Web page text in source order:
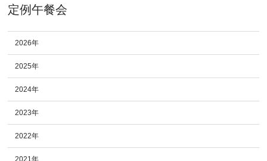
定例午餐会
2026年
2025年
2024年
2023年
2022年
2021年